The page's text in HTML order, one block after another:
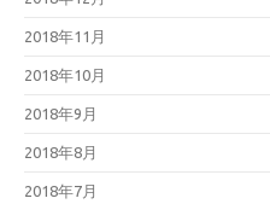
2018年11月
2018年10月
2018年9月
2018年8月
2018年7月